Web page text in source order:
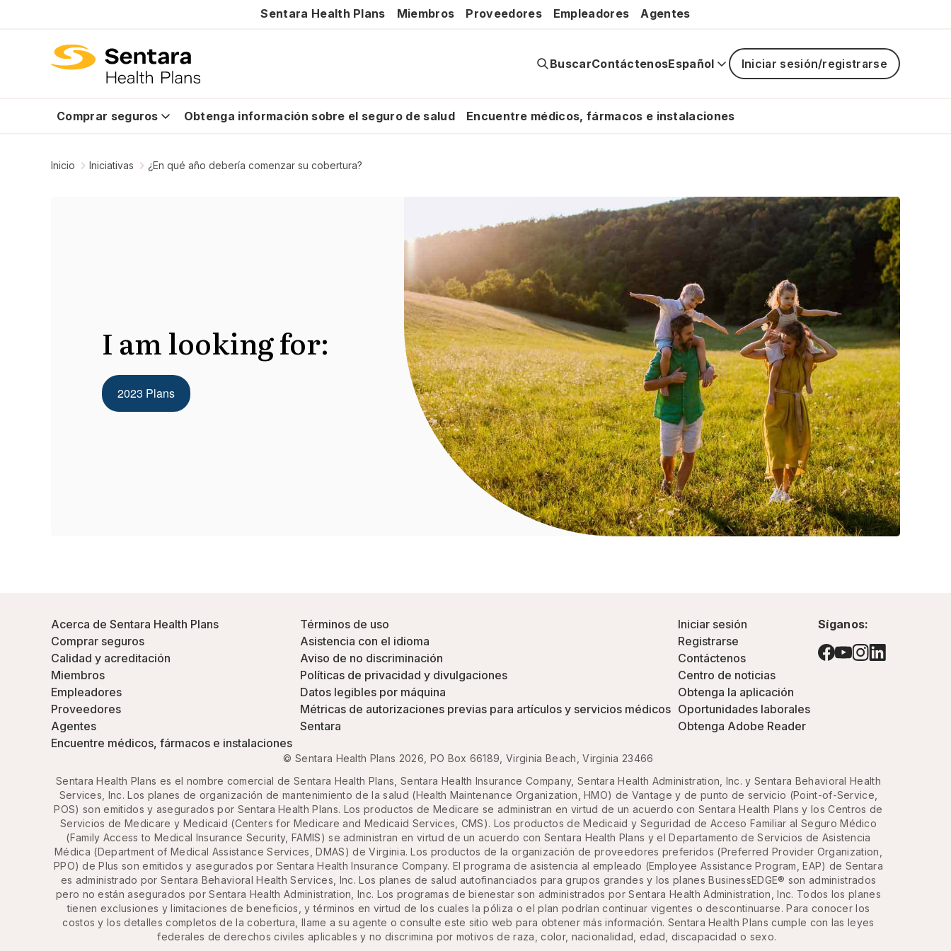
Sentara Health Plans Miembros Proveedores Empleadores Agentes
BuscarContáctenosEspañol Iniciar sesión/registrarse
Comprar seguros Obtenga información sobre el seguro de salud Encuentre médicos, fármacos e instalaciones
Inicio Iniciativas ¿En qué año debería comenzar su cobertura?
I am looking for:
2023 Plans
Acerca de Sentara Health Plans
Comprar seguros
Calidad y acreditación
Miembros
Empleadores
Proveedores
Agentes
Encuentre médicos, fármacos e instalaciones
Términos de uso
Asistencia con el idioma
Aviso de no discriminación
Políticas de privacidad y divulgaciones
Datos legibles por máquina
Métricas de autorizaciones previas para artículos y servicios médicos
Sentara
Iniciar sesión
Registrarse
Contáctenos
Centro de noticias
Obtenga la aplicación
Oportunidades laborales
Obtenga Adobe Reader
Síganos:
© Sentara Health Plans 2026, PO Box 66189, Virginia Beach, Virginia 23466
Sentara Health Plans es el nombre comercial de Sentara Health Plans, Sentara Health Insurance Company, Sentara Health Administration, Inc. y Sentara Behavioral Health
Services, Inc. Los planes de organización de mantenimiento de la salud (Health Maintenance Organization, HMO) de Vantage y de punto de servicio (Point-of-Service,
POS) son emitidos y asegurados por Sentara Health Plans. Los productos de Medicare se administran en virtud de un acuerdo con Sentara Health Plans y los Centros de
Servicios de Medicare y Medicaid (Centers for Medicare and Medicaid Services, CMS). Los productos de Medicaid y Seguridad de Acceso Familiar al Seguro Médico
(Family Access to Medical Insurance Security, FAMIS) se administran en virtud de un acuerdo con Sentara Health Plans y el Departamento de Servicios de Asistencia
Médica (Department of Medical Assistance Services, DMAS) de Virginia. Los productos de la organización de proveedores preferidos (Preferred Provider Organization,
PPO) de Plus son emitidos y asegurados por Sentara Health Insurance Company. El programa de asistencia al empleado (Employee Assistance Program, EAP) de Sentara
es administrado por Sentara Behavioral Health Services, Inc. Los planes de salud autofinanciados para grupos grandes y los planes BusinessEDGE® son administrados
pero no están asegurados por Sentara Health Administration, Inc. Los programas de bienestar son administrados por Sentara Health Administration, Inc. Todos los planes
tienen exclusiones y limitaciones de beneficios, y términos en virtud de los cuales la póliza o el plan podrían continuar vigentes o descontinuarse. Para conocer los
costos y los detalles completos de la cobertura, llame a su agente o consulte este sitio web para obtener más información. Sentara Health Plans cumple con las leyes
federales de derechos civiles aplicables y no discrimina por motivos de raza, color, nacionalidad, edad, discapacidad o sexo.